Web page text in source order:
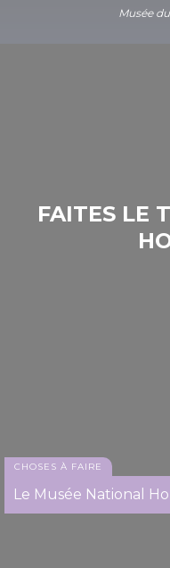
Musée
Musée
Exposition de modèles
FAITES LE
CHOSES À FAIRE
Le Musée National